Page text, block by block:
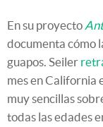
En su proyecto
documenta cómo
guapos. Seiler
mes en California
muy sencillas
todas las edades